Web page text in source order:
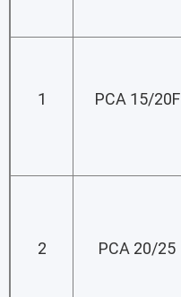
1 PCA 15/20F
2 PCA 20/25